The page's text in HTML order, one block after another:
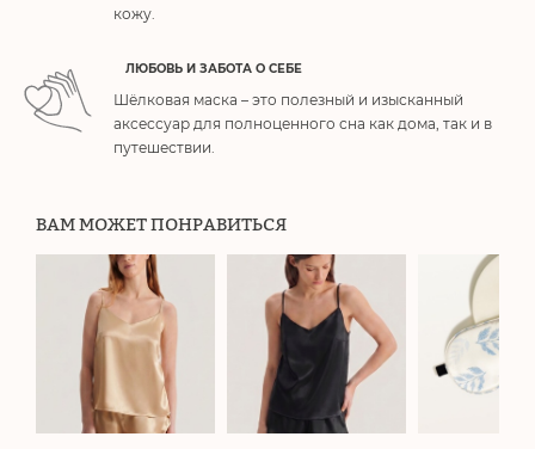
кожу.
ЛЮБОВЬ И ЗАБОТА О СЕБЕ
Шёлковая маска – это полезный и изысканный
аксессуар для полноценного сна как дома, так и в
путешествии.
ВАМ МОЖЕТ ПОНРАВИТЬСЯ